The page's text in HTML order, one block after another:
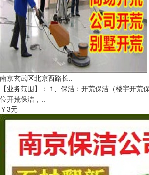
南京玄武区北京西路长..
【业务范围】： 1、保洁：开荒保洁（楼宇开荒
位开荒保洁，..
￥3元